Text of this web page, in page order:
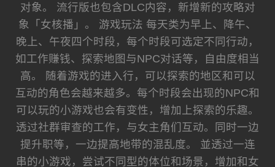
对象。 流行版也包含DLC内容，新增新的攻略对
象「女核播」。 游戏玩法 每天类为早上、降午、
晚上、午夜四个时段，每个时段可选定不同行动，
如工作赚钱、探索地图与NPC对话等，自由度相当
高。 随着游戏的进入行，可以探索的地区和可以
互动的角色会越来越多。每个时段会出现的NPC和
可以玩的小游戏也会有变性，增加上探索的乐趣。
透过社群审查的工作，与女主角们互动。同时一边
提升职等，一边提高地带的混乱度。 並透过一连
串的小游戏，尝试不同型的体位和场景，增加和女